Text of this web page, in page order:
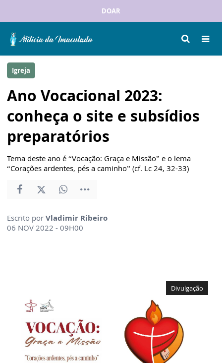
DOAR
Igreja
Ano Vocacional 2023:
conheça o site e subsídios
preparatórios
Tema deste ano é “Vocação: Graça e Missão” e o lema
“Corações ardentes, pés a caminho” (cf. Lc 24, 32-33)
Escrito por Vladimir Ribeiro
06 NOV 2022 - 09H00
Divulgação